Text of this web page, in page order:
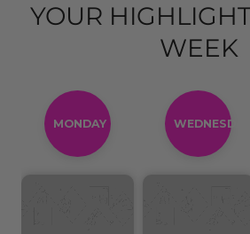
YOUR
WEEK
MONDAY WEDNESDAY